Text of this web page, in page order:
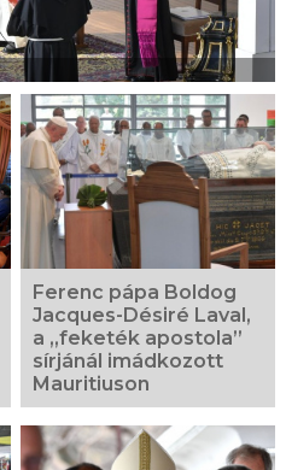
Ferenc pápa Boldog
Jacques-Désiré Laval,
a „feketék apostola”
sírjánál imádkozott
Mauritiuson